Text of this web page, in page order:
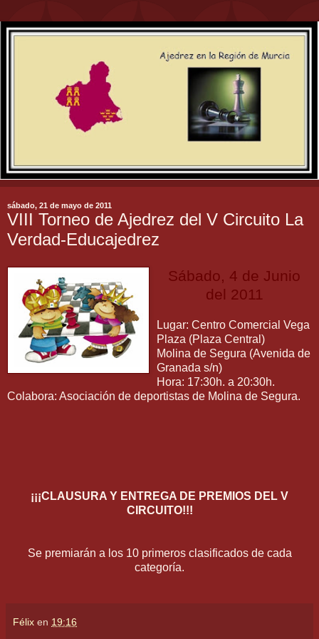
sábado, 21 de mayo de 2011
VIII Torneo de Ajedrez del V Circuito La
Verdad-Educajedrez
Sábado, 4 de Junio
del 2011
Lugar: Centro Comercial Vega
Plaza (Plaza Central)
Molina de Segura (Avenida de
Granada s/n)
Hora: 17:30h. a 20:30h.
Colabora: Asociación de deportistas de Molina de Segura.
¡¡¡CLAUSURA Y ENTREGA DE PREMIOS DEL V
CIRCUITO!!!
Se premiarán a los 10 primeros clasificados de cada
categoría.
Félix en 19:16